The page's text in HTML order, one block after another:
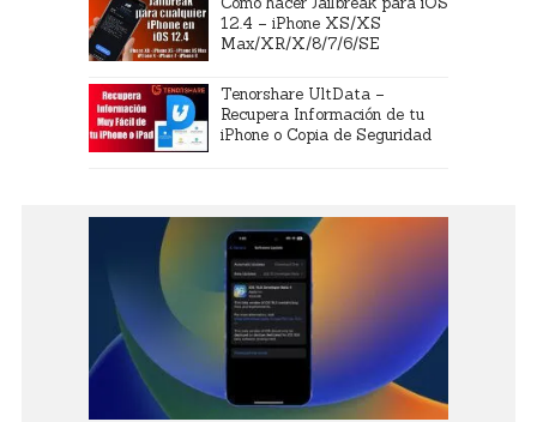
12.4 – iPhone XS/XS
Max/XR/X/8/7/6/SE
Tenorshare UltData –
Recupera Información de tu
iPhone o Copia de Seguridad